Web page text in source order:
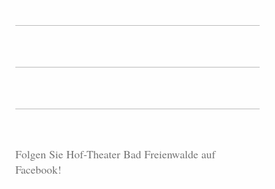
Folgen Sie Hof-Theater Bad Freienwalde auf
Facebook!